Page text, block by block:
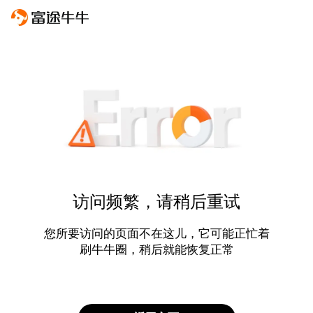
访问频繁，请稍后重试
您所要访问的页面不在这儿，它可能正忙着
刷牛牛圈，稍后就能恢复正常